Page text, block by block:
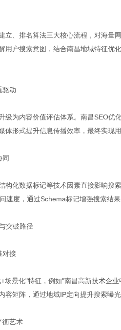
立、排名算法三大核心流程，对海量
用户搜索意图，结合南昌地域特征优
驱动
级为内容价值评估体系。南昌SEO
体形式提升信息传播效率，最终实现
同
构化数据标记等技术因素直接影响搜
速度，通过Schema标记增强搜索结
突破路径
对接
场景化"特征，例如"南昌高新技术企
容矩阵，通过地域IP定向提升搜索曝
衡艺术